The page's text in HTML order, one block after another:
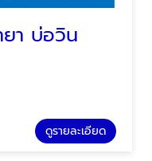
า บ่อวิน
ดูรายละเอียด